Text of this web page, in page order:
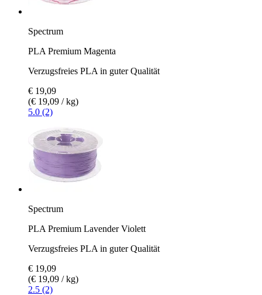
Spectrum
PLA Premium Magenta
Verzugsfreies PLA in guter Qualität
€ 19,09
(€ 19,09 / kg)
5.0 (2)
Spectrum
PLA Premium Lavender Violett
Verzugsfreies PLA in guter Qualität
€ 19,09
(€ 19,09 / kg)
2.5 (2)